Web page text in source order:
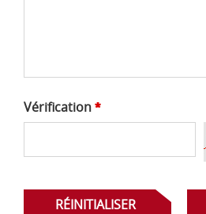
Vérification *
RÉINITIALISER